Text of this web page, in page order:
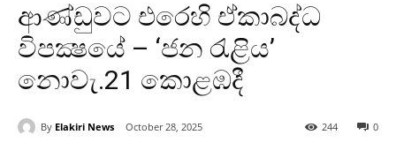
ආණ්ඩුවට එරෙහි ඒකාබද්ධ
විපක්‍ෂයේ – ‘ජන රැළිය’
නොවැ.21 කොළඹදී
By Elakiri News October 28, 2025 0
244